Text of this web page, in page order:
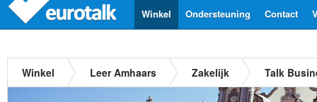
Contact
Ondersteuning
Winkel
Winkel Leer Amhaars Zakelijk Talk